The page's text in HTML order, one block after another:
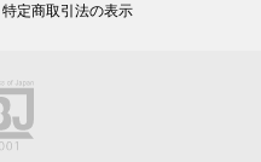
特定商取引法の表示